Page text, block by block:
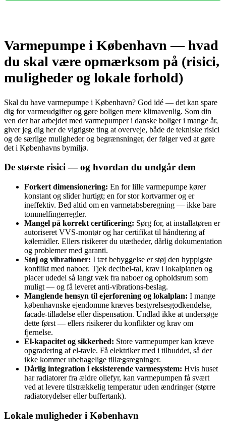
Varmepumpe i København — hvad
du skal være opmærksom på (risici,
muligheder og lokale forhold)
Skal du have varmepumpe i København? God idé — det kan spare
dig for varmeudgifter og gøre boligen mere klimavenlig. Som din
ven der har arbejdet med varmepumper i danske boliger i mange år,
giver jeg dig her de vigtigste ting at overveje, både de tekniske risici
og de særlige muligheder og begrænsninger, der følger ved at gøre
det i Københavns bymiljø.
De største risici — og hvordan du undgår dem
Forkert dimensionering: En for lille varmepumpe kører
konstant og slider hurtigt; en for stor kortvarmer og er
ineffektiv. Bed altid om en varmetabsberegning — ikke bare
tommelfingerregler.
Mangel på korrekt certificering: Sørg for, at installatøren er
autoriseret VVS-montør og har certifikat til håndtering af
kølemidler. Ellers risikerer du utætheder, dårlig dokumentation
og problemer med garanti.
Støj og vibrationer: I tæt bebyggelse er støj den hyppigste
konflikt med naboer. Tjek decibel‑tal, krav i lokalplanen og
placer udedel så langt væk fra naboer og opholdsrum som
muligt — og få leveret anti‑vibrations‑beslag.
Manglende hensyn til ejerforening og lokalplan: I mange
københavnske ejendomme kræves bestyrelsesgodkendelse,
facade‑tilladelse eller dispensation. Undlad ikke at undersøge
dette først — ellers risikerer du konflikter og krav om
fjernelse.
El‑kapacitet og sikkerhed: Store varmepumper kan kræve
opgradering af el‑tavle. Få elektriker med i tilbuddet, så der
ikke kommer ubehagelige tillægsregninger.
Dårlig integration i eksisterende varmesystem: Hvis huset
har radiatorer fra ældre oliefyr, kan varmepumpen få svært
ved at levere tilstrækkelig temperatur uden ændringer (større
radiatorydelser eller buffertank).
Lokale muligheder i København